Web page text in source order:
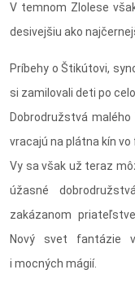
V temnom Zlolese
desivejšiu ako
Príbehy o Štikútovi,
si zamilovali deti po
Dobrodružstvá
vracajú na plátna kín vo
Vy sa však už teraz
úžasné
zakázanom
Nový svet fantázie
i mocných mágií.